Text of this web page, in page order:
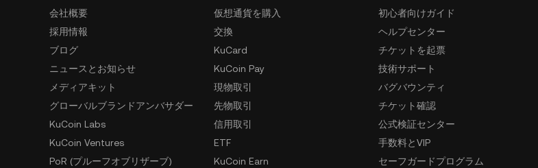
会社概要
採用情報
ブログ
ニュースとお知らせ
メディアキット
グローバルブランドアンバサダー
KuCoin Labs
KuCoin Ventures
PoR (プルーフオブリザーブ)
仮想通貨を購入
交換
KuCard
KuCoin Pay
現物取引
先物取引
信用取引
ETF
KuCoin Earn
初心者向けガイド
ヘルプセンター
チケットを起票
技術サポート
バグバウンティ
チケット確認
公式検証センター
手数料とVIP
セーフガードプログラム